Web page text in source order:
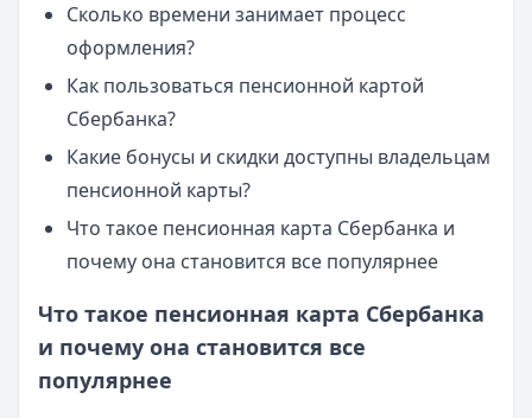
Сколько времени занимает процесс
оформления?
Как пользоваться пенсионной картой
Сбербанка?
Какие бонусы и скидки доступны владельцам
пенсионной карты?
Что такое пенсионная карта Сбербанка и
почему она становится все популярнее
Что такое пенсионная карта Сбербанка
и почему она становится все
популярнее